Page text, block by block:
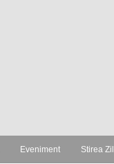
Eveniment Stirea